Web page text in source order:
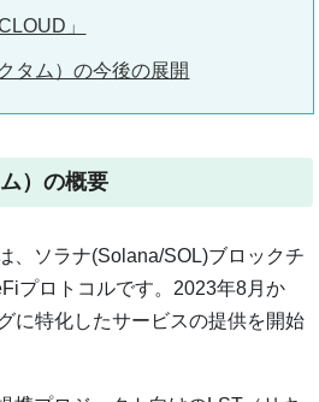
」
タム）の今後の展開
）の概要
、ソラナ(Solana/SOL)ブロックチ
プロトコルです。2023年8月か
に特化したサービスの提供を開始